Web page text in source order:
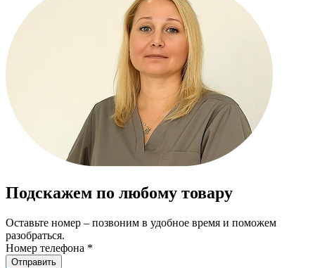
Подскажем по любому товару
Оставьте номер – позвоним в удобное время и поможем
разобраться.
Номер телефона *
Отправить